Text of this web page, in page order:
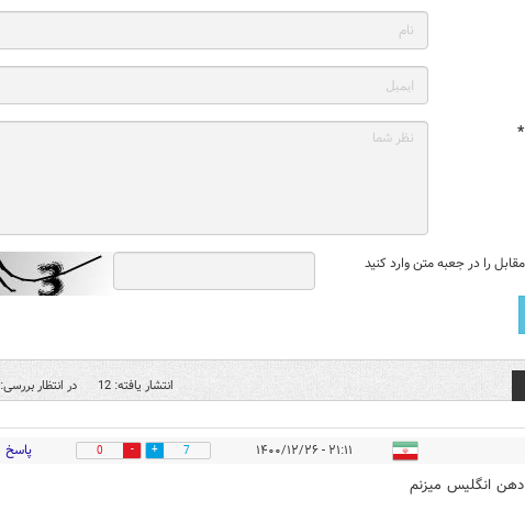
را در جعبه متن وارد کنید
انتشار یافته: 12 در انتظار بررسی: 0
۲۱:۱۱ - ۱۴۰۰/۱۲/۲۶ 7
0 پاسخ
انگلیس میزنم